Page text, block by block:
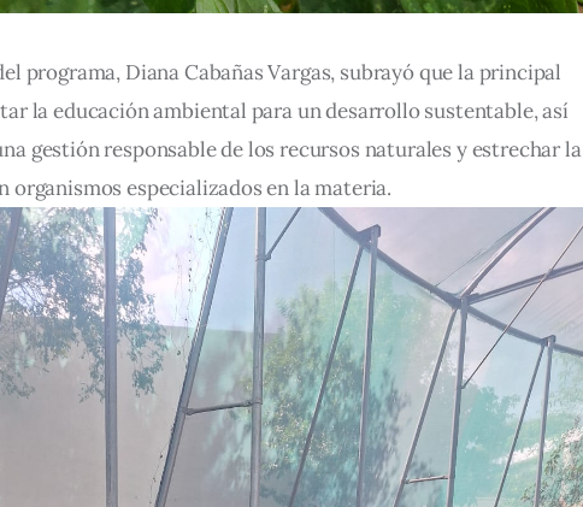
programa, Diana Cabañas Vargas, subrayó que la principal
la educación ambiental para un desarrollo sustentable, así
gestión responsable de los recursos naturales y estrechar la
organismos especializados en la materia.